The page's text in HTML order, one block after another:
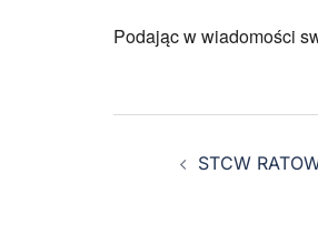
Podając w wiadomości
STCW